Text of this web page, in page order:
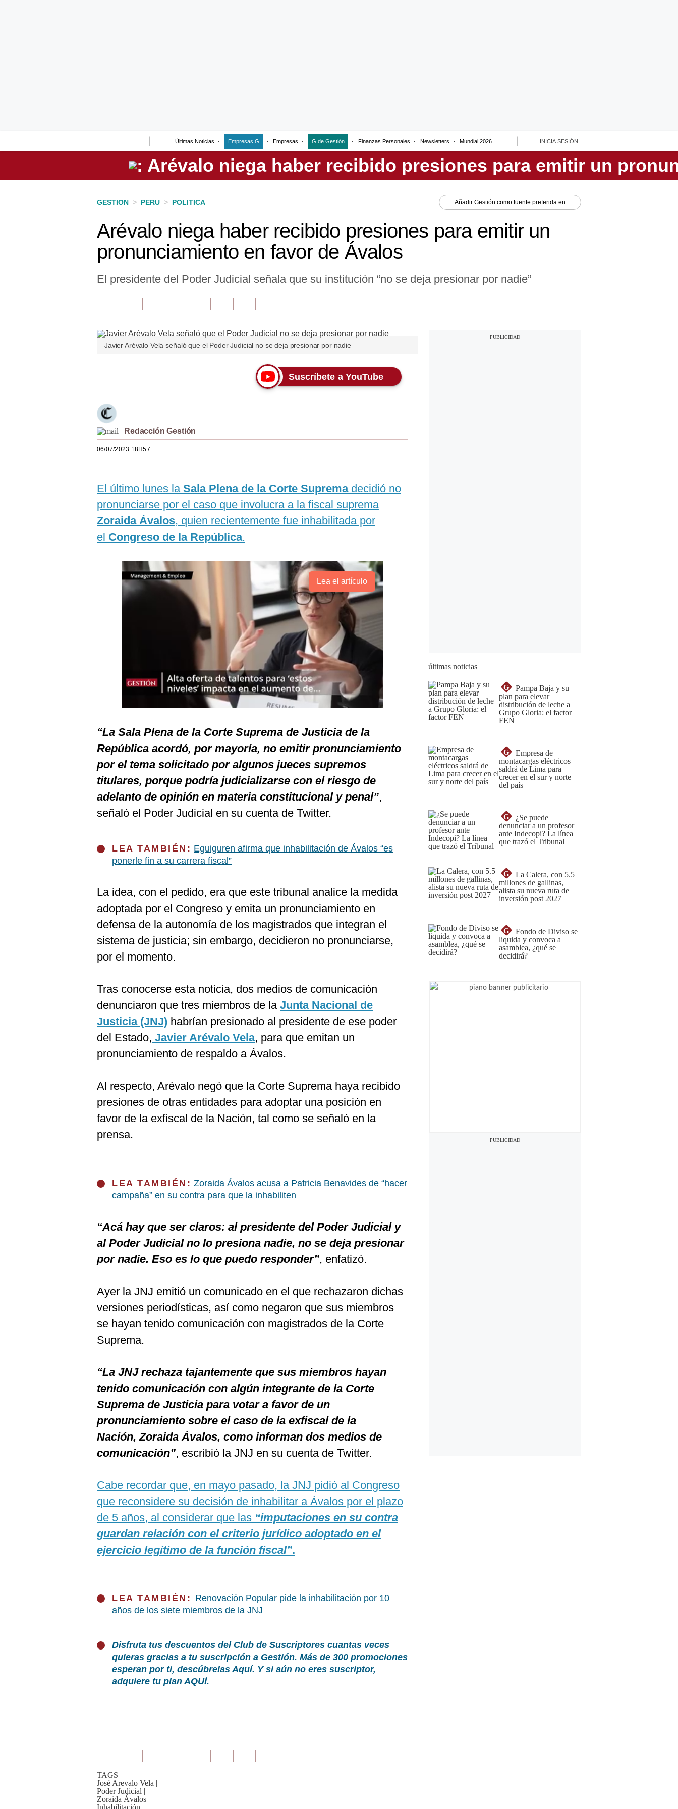
Últimas Noticias Empresas G Empresas G de Gestión Finanzas Personales Newsletters Mundial 2026 INICIA SESIÓN
Perú
GESTION > PERU > POLITICA Añadir Gestión como fuente preferida en
Arévalo niega haber recibido presiones para emitir un
pronunciamiento en favor de Ávalos
El presidente del Poder Judicial señala que su institución “no se deja presionar por nadie”
Javier Arévalo Vela señaló que el Poder Judicial no se deja presionar por nadie
Suscríbete a YouTube
Redacción Gestión
06/07/2023 18H57
El último lunes la Sala Plena de la Corte Supremadecidió no
pronunciarse por el caso que involucra a la fiscal suprema
Zoraida Ávalos, quien recientemente fue inhabilitada por
el Congreso de la República.
Lea el artículo
“La Sala Plena de la Corte Suprema de Justicia de la
República acordó, por mayoría, no emitir pronunciamiento
por el tema solicitado por algunos jueces supremos
titulares, porque podría judicializarse con el riesgo de
adelanto de opinión en materia constitucional y penal”,
señaló el Poder Judicial en su cuenta de Twitter.
LEA TAMBIÉN: Eguiguren afirma que inhabilitación de Ávalos “es
ponerle fin a su carrera fiscal”
La idea, con el pedido, era que este tribunal analice la medida
adoptada por el Congreso y emita un pronunciamiento en
defensa de la autonomía de los magistrados que integran el
sistema de justicia; sin embargo, decidieron no pronunciarse,
por el momento.
Tras conocerse esta noticia, dos medios de comunicación
denunciaron que tres miembros de la Junta Nacional de
Justicia (JNJ) habrían presionado al presidente de ese poder
del Estado, Javier Arévalo Vela, para que emitan un
pronunciamiento de respaldo a Ávalos.
Al respecto, Arévalo negó que la Corte Suprema haya recibido
presiones de otras entidades para adoptar una posición en
favor de la exfiscal de la Nación, tal como se señaló en la
prensa.
LEA TAMBIÉN: Zoraida Ávalos acusa a Patricia Benavides de “hacer
campaña” en su contra para que la inhabiliten
“Acá hay que ser claros: al presidente del Poder Judicial y
al Poder Judicial no lo presiona nadie, no se deja presionar
por nadie. Eso es lo que puedo responder”, enfatizó.
Ayer la JNJ emitió un comunicado en el que rechazaron dichas
versiones periodísticas, así como negaron que sus miembros
se hayan tenido comunicación con magistrados de la Corte
Suprema.
“La JNJ rechaza tajantemente que sus miembros hayan
tenido comunicación con algún integrante de la Corte
Suprema de Justicia para votar a favor de un
pronunciamiento sobre el caso de la exfiscal de la
Nación, Zoraida Ávalos, como informan dos medios de
comunicación”, escribió la JNJ en su cuenta de Twitter.
Cabe recordar que, en mayo pasado, la JNJ pidió al Congreso
que reconsidere su decisión de inhabilitar a Ávalos por el plazo
de 5 años, al considerar que las “imputaciones en su contra
guardan relación con el criterio jurídico adoptado en el
ejercicio legítimo de la función fiscal”.
LEA TAMBIÉN: Renovación Popular pide la inhabilitación por 10
años de los siete miembros de la JNJ
Disfruta tus descuentos del Club de Suscriptores cuantas veces
quieras gracias a tu suscripción a Gestión. Más de 300 promociones
esperan por ti, descúbrelasAquí. Y si aún no eres suscriptor,
adquiere tu planAQUÍ.
TAGS
José Arevalo Vela |
Poder Judicial |
Zoraida Ávalos |
Inhabilitación |
últimas noticias
G
Pampa Baja y su
plan para elevar
distribución de leche a
Grupo Gloria: el factor
FEN
G
Empresa de
montacargas eléctricos
saldrá de Lima para
crecer en el sur y norte
del país
G
¿Se puede
denunciar a un profesor
ante Indecopi? La línea
que trazó el Tribunal
G
La Calera, con 5.5
millones de gallinas,
alista su nueva ruta de
inversión post 2027
G
Fondo de Diviso se
liquida y convoca a
asamblea, ¿qué se
decidirá?